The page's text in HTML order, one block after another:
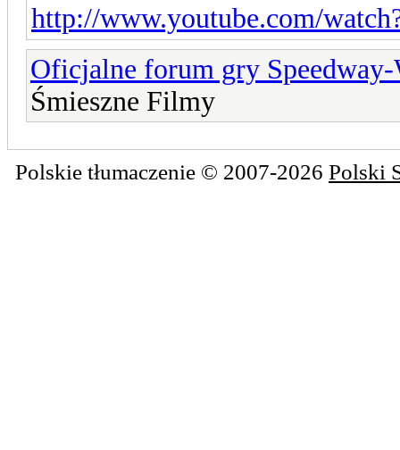
http://www.youtube.com/
Oficjalne forum gry
Śmieszne Filmy
Polskie tłumaczenie © 2007-2026 Polski